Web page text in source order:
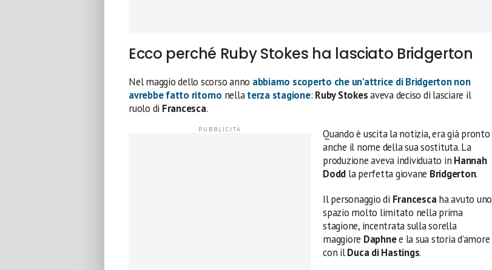
Ecco perché Ruby Stokes ha lasciato Bridgerton
Nel maggio dello scorso anno abbiamo scoperto che un’attrice diBridgertonnon
avrebbe fatto ritorno nellaterza stagione: Ruby Stokesaveva deciso di lasciare il
ruolo di Francesca.
Quando è uscita la notizia, era già pronto
anche il nome della sua sostituta. La
produzione aveva individuato in Hannah
Dodd la perfetta giovane Bridgerton.
Il personaggio di Francescaha avuto uno
spazio molto limitato nella prima
stagione, incentrata sulla sorella
maggiore Daphnee la sua storia d’amore
con ilDuca di Hastings.